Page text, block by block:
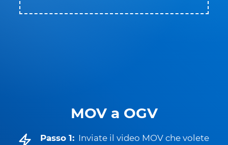
MOV a OGV
Passo 1: Inviate il video MOV che volete